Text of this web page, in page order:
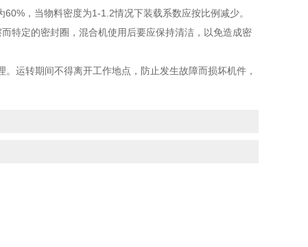
，当物料密度为1-1.2情况下装载系数应按比例减少。
定的密封圈，混合机使用后要应保持清洁，以免造成密
运转期间不得离开工作地点，防止发生故障而损坏机件，